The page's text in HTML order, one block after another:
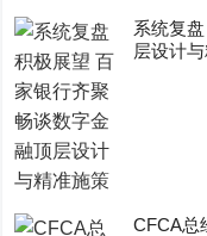
系统复
层设计
CFCA总